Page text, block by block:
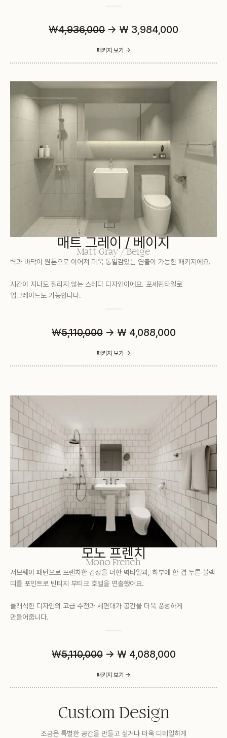
￦4,936,000 → ₩ 3,984,000
패키지 보기 ->
매트 그레이 / 베이지
Matt Gray / Beige
벽과 바닥이 원톤으로 이어져 더욱 통일감있는 연출이 가능한 패키지에요.
시간이 지나도 질리지 않는 스테디 디자인이에요. 포세린타일로
업그레이드도 가능합니다.
￦5,110,000→ ₩ 4,088,000
패키지 보기 ->
모노 프렌치
Mono French
서브웨이 패턴으로 프렌치한 감성을 더한 벽타일과, 하부에 한 겹 두른 블랙
띠를 포인트로 빈티지 부티크 호텔을 연출했어요.
클래식한 디자인의 고급 수전과 세면대가 공간을 더욱 풍성하게
만들어줍니다.
￦5,110,000→ ₩ 4,088,000
패키지 보기 ->
Custom Design
조금은 특별한 공간을 만들고 싶거나 더욱 디테일하게